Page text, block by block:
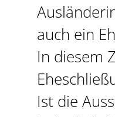
auch ein
In diesem
Ist die